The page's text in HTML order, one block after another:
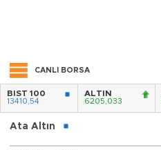
CANLI BORSA
BIST 100
13410,54
ALTIN
6205,033
Ata Altın